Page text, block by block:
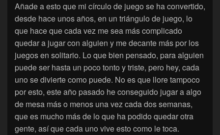
Añade a esto que mi círculo de juego se ha convertido,
desde hace unos años, en un triángulo de juego, lo
que hace que cada vez me sea más complicado
quedar a jugar con alguien y me decante más por los
juegos en solitario. Lo que bien pensado, para alguien
puede ser hasta un poco tonto y triste, pero hey, cada
uno se divierte como puede. No es que llore tampoco
por esto, este año pasado he conseguido jugar a algo
de mesa más o menos una vez cada dos semanas,
que es mucho más de lo que ha podido quedar otra
gente, así que cada uno vive esto como le toca.